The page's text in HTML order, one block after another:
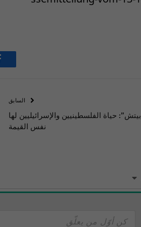
السابق
حياة الفلسطينيين والإسرائيليين لها
نفس القيمة